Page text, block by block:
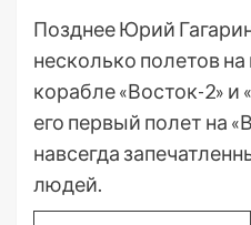
Позднее Юрий
несколько полетов
корабле «Восток-2» и
его первый полет на
навсегда
людей.